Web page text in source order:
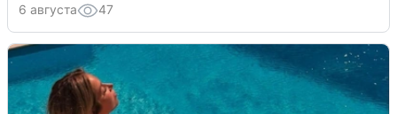
6 августа 47